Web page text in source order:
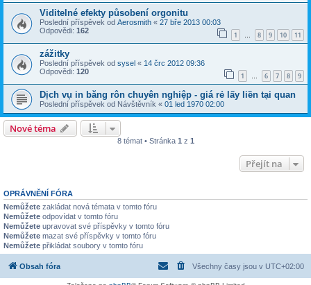
Viditelné efekty působení orgonitu
Poslední příspěvek od Aerosmith « 27 bře 2013 00:03
Odpovědi: 162 1 … 8 9 10 11
zážitky
Poslední příspěvek od sysel « 14 črc 2012 09:36
Odpovědi: 120 1 … 6 7 8 9
Dịch vụ in băng rôn chuyên nghiệp - giá rẻ lấy liền tại quan
Poslední příspěvek od Návštěvník « 01 led 1970 02:00
Nové téma
8 témat • Stránka 1 z 1
Přejít na
OPRÁVNĚNÍ FÓRA
Nemůžete zakládat nová témata v tomto fóru
Nemůžete odpovídat v tomto fóru
Nemůžete upravovat své příspěvky v tomto fóru
Nemůžete mazat své příspěvky v tomto fóru
Nemůžete přikládat soubory v tomto fóru
Obsah fóra Všechny časy jsou v UTC+02:00